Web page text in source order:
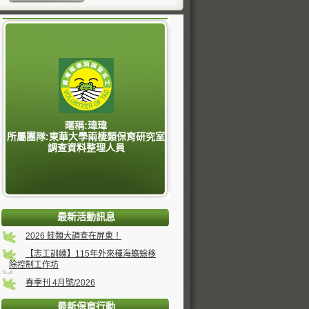
暱稱:瑋瑋
所屬團隊:東華大學兩棲類保育研究室
調查資料整理人員
最新活動訊息
2026 蛙類大調查在屏東！
【志工訓練】115年外來種海蟾蜍移
除控制工作坊
春季刊 4月號/2026
最新保育行動